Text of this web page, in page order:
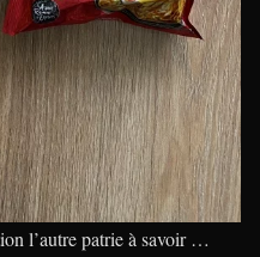
l’autre patrie à savoir …